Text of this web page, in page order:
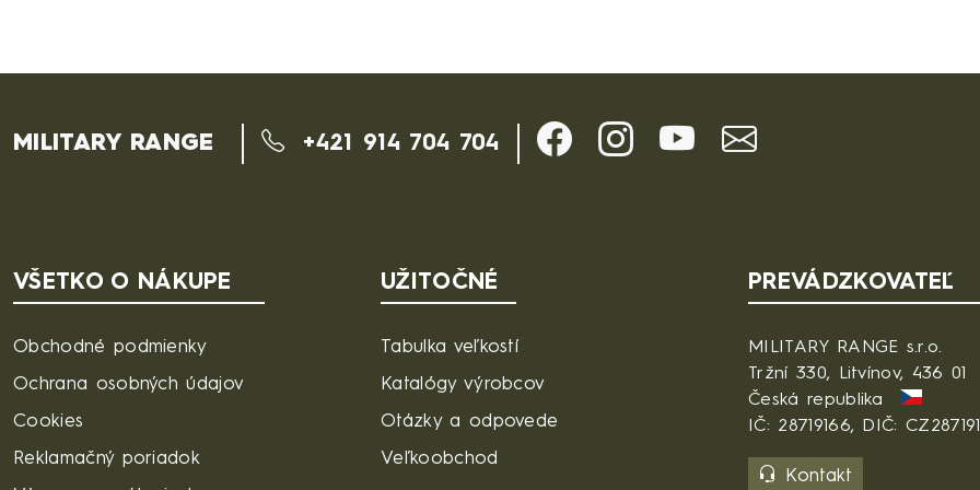
MILITARY RANGE +421 914 704 704
VŠETKO O NÁKUPE
Obchodné podmienky
Ochrana osobných údajov
Cookies
Reklamačný poriadok
UŽITOČNÉ
Tabulka veľkostí
Katalógy výrobcov
Otázky a odpovede
Veľkoobchod
PREVÁDZKOVATEĽ
MILITARY RANGE s.r.o.
Tržní 330, Litvínov, 436 01
Česká republika
IČ: 28719166, DIČ:
Kontakt